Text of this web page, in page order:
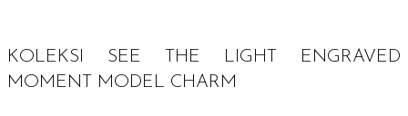
KOLEKSI SEE THE LIGHT ENGRAVED
MOMENT MODEL CHARM